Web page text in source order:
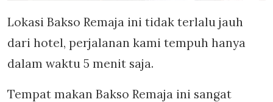
Lokasi Bakso Remaja ini tidak terlalu jauh
dari hotel, perjalanan kami tempuh hanya
dalam waktu 5 menit saja.
Tempat makan Bakso Remaja ini sangat